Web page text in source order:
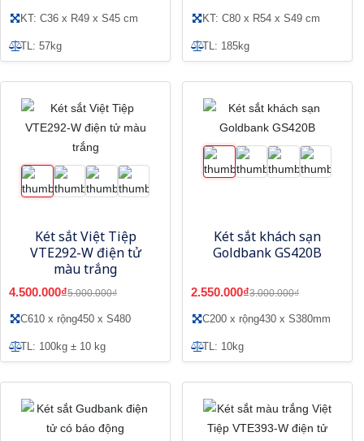
KT: C36 x R49 x S45 cm
TL: 57kg
KT: C80 x R54 x S49 cm
TL: 185kg
Két sắt Việt Tiệp
VTE292-W điện tử
màu trắng
4.500.000₫5.000.000₫
C610 x rộng450 x S480
TL: 100kg ± 10 kg
Két sắt khách sạn
Goldbank GS420B
2.550.000₫3.000.000₫
C200 x rộng430 x S380mm
TL: 10kg